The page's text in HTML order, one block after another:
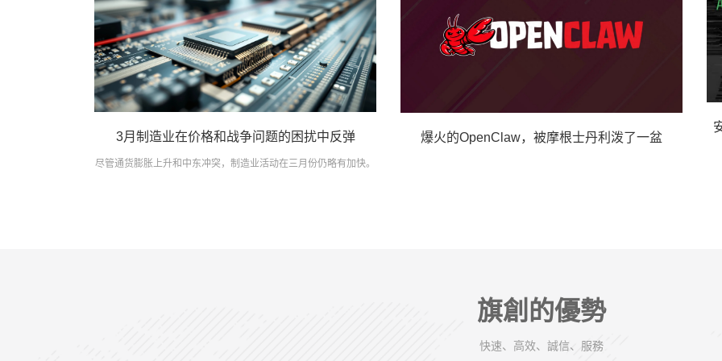
3月制造业在价格和战争问题的困扰中反弹
尽管通货膨胀上升和中东冲突，制造业活动在三月份仍略有加快。
爆火的OpenClaw，被摩根士丹利泼了一盆
旗創的優勢
快速、高效、誠信、服務